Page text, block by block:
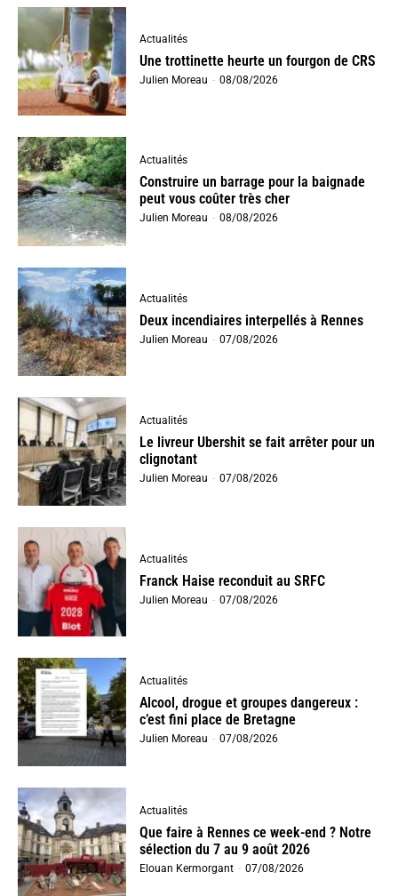
Actualités
Une trottinette heurte un fourgon de CRS
Julien Moreau - 08/08/2026
Actualités
Construire un barrage pour la baignade
peut vous coûter très cher
Julien Moreau - 08/08/2026
Actualités
Deux incendiaires interpellés à Rennes
Julien Moreau - 07/08/2026
Actualités
Le livreur Ubershit se fait arrêter pour un
clignotant
Julien Moreau - 07/08/2026
Actualités
Franck Haise reconduit au SRFC
Julien Moreau - 07/08/2026
Actualités
Alcool, drogue et groupes dangereux :
c’est fini place de Bretagne
Julien Moreau - 07/08/2026
Actualités
Que faire à Rennes ce week-end ? Notre
sélection du 7 au 9 août 2026
Elouan Kermorgant - 07/08/2026